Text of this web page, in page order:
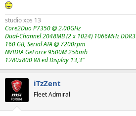
studio xps 13
Core2Duo P7350 @ 2.00GHz
Dual-Channel 2048MB (2 x 1024) 1066MHz DDR3
160 GB, Serial ATA @ 7200rpm
NVIDIA GeForce 9500M 256mb
1280x800 WLed Display 13,3"
iTzZent
Fleet Admiral